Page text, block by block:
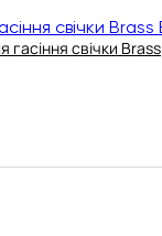
гасіння свічки Brass